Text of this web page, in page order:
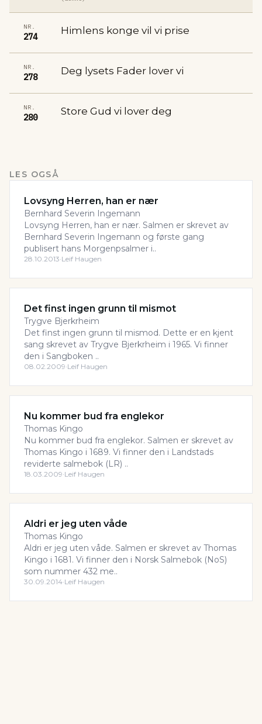
NR.
274
Himlens konge vil vi prise
NR.
278
Deg lysets Fader lover vi
NR.
280
Store Gud vi lover deg
LES OGSÅ
Lovsyng Herren, han er nær
Bernhard Severin Ingemann
Lovsyng Herren, han er nær. Salmen er skrevet av
Bernhard Severin Ingemann og første gang
publisert hans Morgenpsalmer i..
28.10.2013·Leif Haugen
Det finst ingen grunn til mismot
Trygve Bjerkrheim
Det finst ingen grunn til mismod. Dette er en kjent
sang skrevet av Trygve Bjerkrheim i 1965. Vi finner
den i Sangboken ..
08.02.2009·Leif Haugen
Nu kommer bud fra englekor
Thomas Kingo
Nu kommer bud fra englekor. Salmen er skrevet av
Thomas Kingo i 1689. Vi finner den i Landstads
reviderte salmebok (LR) ..
18.03.2009·Leif Haugen
Aldri er jeg uten våde
Thomas Kingo
Aldri er jeg uten våde. Salmen er skrevet av Thomas
Kingo i 1681. Vi finner den i Norsk Salmebok (NoS)
som nummer 432 me..
30.09.2014·Leif Haugen